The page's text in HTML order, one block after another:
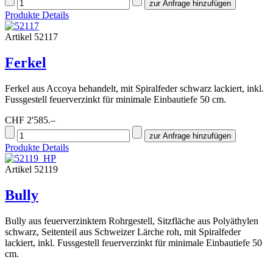
Produkte Details
Artikel 52117
Ferkel
Ferkel aus Accoya behandelt, mit Spiralfeder schwarz lackiert, inkl.
Fussgestell feuerverzinkt für minimale Einbautiefe 50 cm.
CHF 2'585.–
Produkte Details
Artikel 52119
Bully
Bully aus feuerverzinktem Rohrgestell, Sitzfläche aus Polyäthylen
schwarz, Seitenteil aus Schweizer Lärche roh, mit Spiralfeder
lackiert, inkl. Fussgestell feuerverzinkt für minimale Einbautiefe 50
cm.